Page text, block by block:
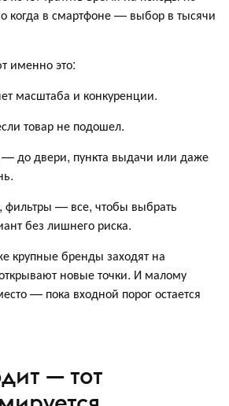
когда в смартфоне — выбор в тысячи
именно это:
масштаба и конкуренции.
товар не подошел.
— до двери, пункта выдачи или даже
фильтры — все, чтобы выбрать
без лишнего риска.
крупные бренды заходят на
новые точки. И малому
— пока входной порог остается
— тот